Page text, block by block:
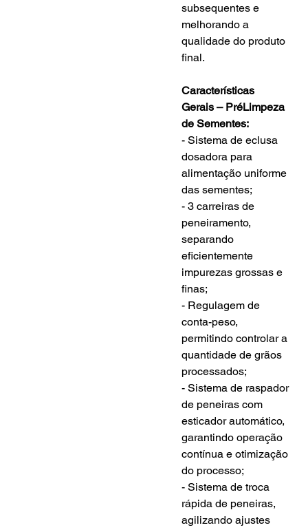
subsequentes e
melhorando a
qualidade do produto
final.
Características
Gerais – PréLimpeza
de Sementes:
- Sistema de eclusa
dosadora para
alimentação uniforme
das sementes;
- 3 carreiras de
peneiramento,
separando
eficientemente
impurezas grossas e
finas;
- Regulagem de
conta-peso,
permitindo controlar a
quantidade de grãos
processados;
- Sistema de raspador
de peneiras com
esticador automático,
garantindo operação
contínua e otimização
do processo;
- Sistema de troca
rápida de peneiras,
agilizando ajustes